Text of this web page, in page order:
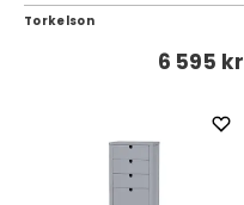
Torkelson
6 595 kr